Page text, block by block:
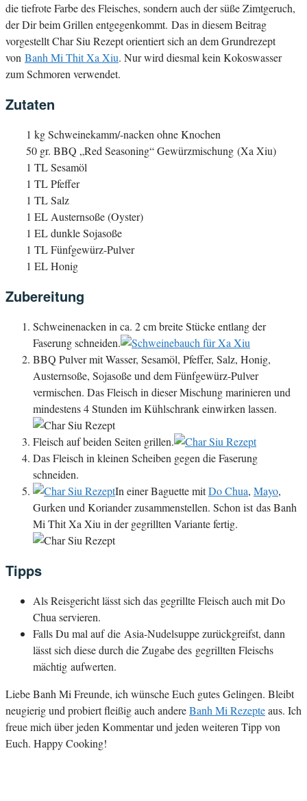
die tiefrote Farbe des Fleisches, sondern auch der süße Zimtgeruch,
der Dir beim Grillen entgegenkommt. Das in diesem Beitrag
vorgestellt Char Siu Rezept orientiert sich an dem Grundrezept
von Banh Mi Thit Xa Xiu. Nur wird diesmal kein Kokoswasser
zum Schmoren verwendet.
Zutaten
1 kg Schweinekamm/-nacken ohne Knochen
50 gr. BBQ „Red Seasoning“ Gewürzmischung (Xa Xiu)
1 TL Sesamöl
1 TL Pfeffer
1 TL Salz
1 EL Austernsoße (Oyster)
1 EL dunkle Sojasoße
1 TL Fünfgewürz-Pulver
1 EL Honig
Zubereitung
Schweinenacken in ca. 2 cm breite Stücke entlang der
Faserung schneiden.
BBQ Pulver mit Wasser, Sesamöl, Pfeffer, Salz, Honig,
Austernsoße, Sojasoße und dem Fünfgewürz-Pulver
vermischen. Das Fleisch in dieser Mischung marinieren und
mindestens 4 Stunden im Kühlschrank einwirken lassen.
Fleisch auf beiden Seiten grillen.
Das Fleisch in kleinen Scheiben gegen die Faserung
schneiden.
In einer Baguette mitDo Chua, Mayo,
Gurken und Koriander zusammenstellen. Schon ist das Banh
Mi Thit Xa Xiu in der gegrillten Variante fertig.
Tipps
Als Reisgericht lässt sich das gegrillte Fleisch auch mit Do
Chua servieren.
Falls Du mal auf die Asia-Nudelsuppe zurückgreifst, dann
lässt sich diese durch die Zugabe des gegrillten Fleischs
mächtig aufwerten.
Liebe Banh Mi Freunde, ich wünsche Euch gutes Gelingen. Bleibt
neugierig und probiert fleißig auch andereBanh Mi Rezepteaus. Ich
freue mich über jeden Kommentar und jeden weiteren Tipp von
Euch. Happy Cooking!